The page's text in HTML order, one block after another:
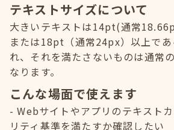
テキストサイズについて
大きいテキストは14pt(通常
または18pt（通常24px）以上であ
れ、それを満たさないものは通常
なります。
こんな場面で使えます
Webサイトやアプリのテキスト
リティ基準を満たすか確認したい